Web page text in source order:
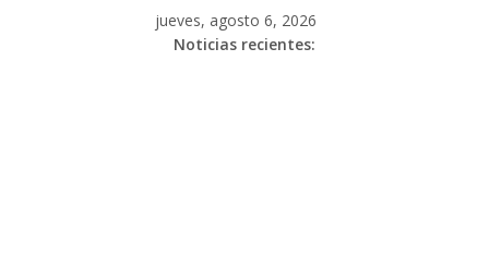
jueves, agosto 6, 2026
Noticias recientes: